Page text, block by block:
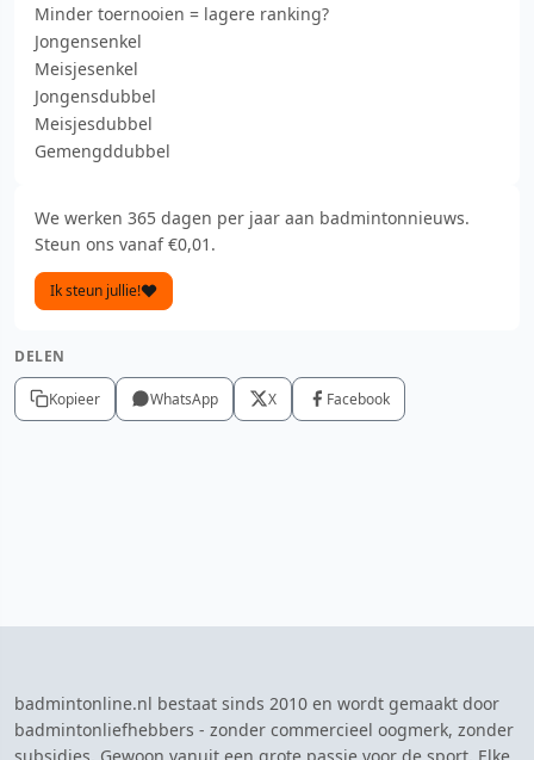
Minder toernooien = lagere ranking?
Jongensenkel
Meisjesenkel
Jongensdubbel
Meisjesdubbel
Gemengddubbel
We werken 365 dagen per jaar aan badmintonnieuws.
Steun ons vanaf €0,01.
Ik steun jullie!
DELEN
Kopieer WhatsApp X Facebook
badmintonline.nl bestaat sinds 2010 en wordt gemaakt door
badmintonliefhebbers - zonder commercieel oogmerk, zonder
subsidies. Gewoon vanuit een grote passie voor de sport. Elke